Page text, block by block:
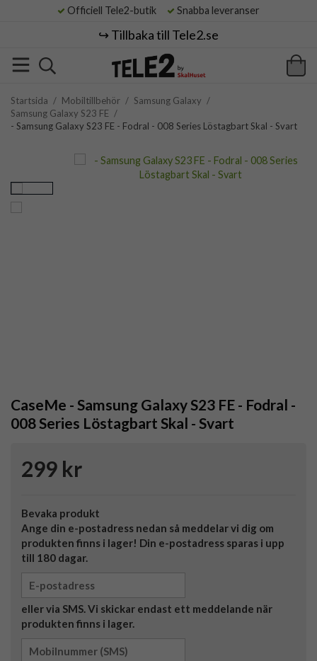
Officiell Tele2-butik Snabba leveranser
↪️ Tillbaka till Tele2.se
Startsida / Mobiltillbehör / Samsung Galaxy /
Samsung Galaxy S23 FE /
- Samsung Galaxy S23 FE - Fodral - 008 Series Löstagbart Skal - Svart
CaseMe - Samsung Galaxy S23 FE - Fodral -
008 Series Löstagbart Skal - Svart
299 kr
Bevaka produkt
Ange din e-postadress nedan så meddelar vi dig om
produkten finns i lager! Din e-postadress sparas i upp
till 180 dagar.
eller via SMS. Vi skickar endast ett meddelande när
produkten finns i lager.